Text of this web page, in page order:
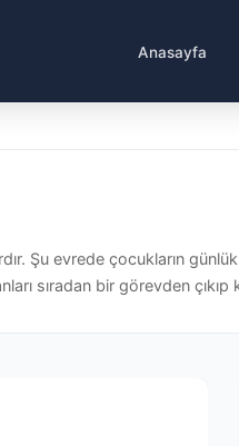
Anasayfa
Şu evrede çocukların günlük
sıradan bir görevden